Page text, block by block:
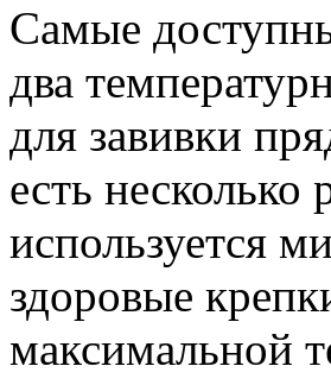
Самые
два
для завивки
есть
используется
здоровые
максимальной